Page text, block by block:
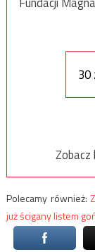
30
Zobacz
Polecamy również:
już ścigany listem